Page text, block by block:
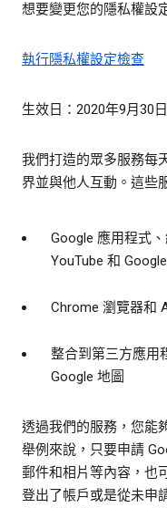
想要變更您的隱私權設
執行隱私權設定檢查
生效日：2020年9月30
我們打造的眾多服務每
界並與他人互動。這些
Google 應用程式
YouTube 和
Chrome 瀏覽器和
整合到第三方應用
Google 地圖
透過我們的服務，您能
舉例來說，只要申請
郵件和相片等內容，也
登出了帳戶或是從未申